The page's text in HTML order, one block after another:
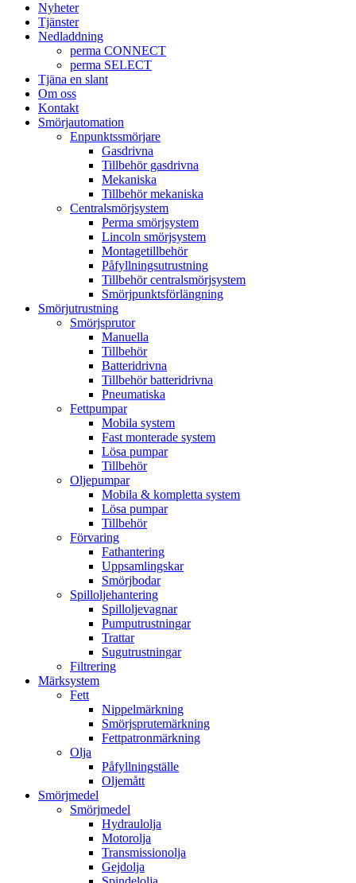
Nyheter
Tjänster
Nedladdning
perma CONNECT
perma SELECT
Tjäna en slant
Om oss
Kontakt
Smörjautomation
Enpunktssmörjare
Gasdrivna
Tillbehör gasdrivna
Mekaniska
Tillbehör mekaniska
Centralsmörjsystem
Perma smörjsystem
Lincoln smörjsystem
Montagetillbehör
Påfyllningsutrustning
Tillbehör centralsmörjsystem
Smörjpunktsförlängning
Smörjutrustning
Smörjsprutor
Manuella
Tillbehör
Batteridrivna
Tillbehör batteridrivna
Pneumatiska
Fettpumpar
Mobila system
Fast monterade system
Lösa pumpar
Tillbehör
Oljepumpar
Mobila & kompletta system
Lösa pumpar
Tillbehör
Förvaring
Fathantering
Uppsamlingskar
Smörjbodar
Spilloljehantering
Spilloljevagnar
Pumputrustningar
Trattar
Sugutrustningar
Filtrering
Märksystem
Fett
Nippelmärkning
Smörjsprutemärkning
Fettpatronmärkning
Olja
Påfyllningställe
Oljemått
Smörjmedel
Smörjmedel
Hydraulolja
Motorolja
Transmissionolja
Gejdolja